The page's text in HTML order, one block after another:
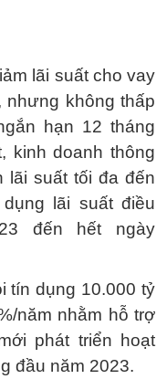
lãi suất cho vay
nhưng không thấp
hạn 12 tháng
kinh doanh thông
lãi suất tối đa đến
lãi suất điều
đến hết ngày
tín dụng 10.000 tỷ
năm nhằm hỗ trợ
phát triển hoạt
đầu năm 2023.